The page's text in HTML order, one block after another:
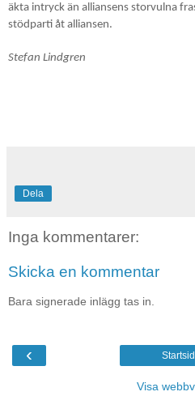
äkta intryck än alliansens storvulna
stödparti åt alliansen.
Stefan Lindgren
Dela
Inga kommentarer:
Skicka en kommentar
Bara signerade inlägg tas in.
‹
Visa